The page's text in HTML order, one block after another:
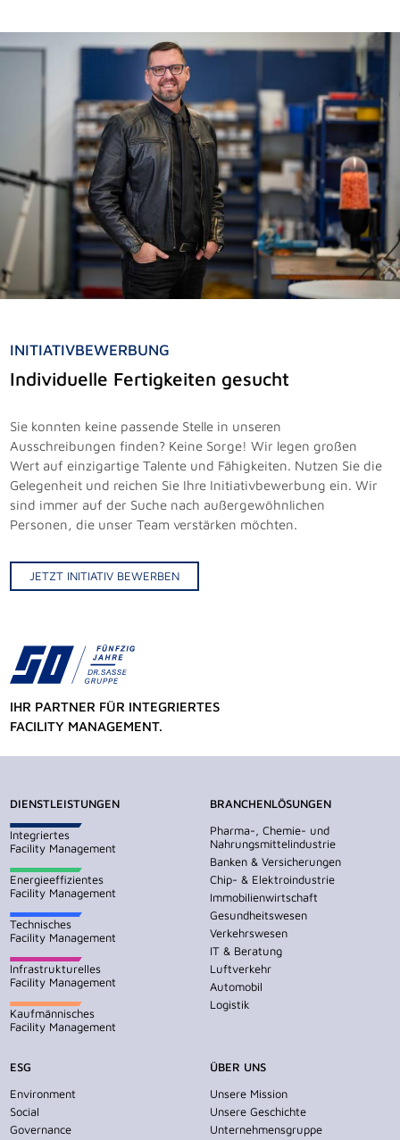
INITIATIVBEWERBUNG
Individuelle Fertigkeiten gesucht
Sie konnten keine passende Stelle in unseren
Ausschreibungen finden? Keine Sorge! Wir legen großen
Wert auf einzigartige Talente und Fähigkeiten. Nutzen Sie die
Gelegenheit und reichen Sie Ihre Initiativbewerbung ein. Wir
sind immer auf der Suche nach außergewöhnlichen
Personen, die unser Team verstärken möchten.
JETZT INITIATIV BEWERBEN
IHR PARTNER FÜR INTEGRIERTES
FACILITY MANAGEMENT.
DIENSTLEISTUNGEN
Integriertes
Facility Management
Energieeffizientes
Facility Management
Technisches
Facility Management
Infrastrukturelles
Facility Management
Kaufmännisches
Facility Management
BRANCHENLÖSUNGEN
Pharma-, Chemie- und
Nahrungsmittelindustrie
Banken & Versicherungen
Chip- & Elektroindustrie
Immobilienwirtschaft
Gesundheitswesen
Verkehrswesen
IT & Beratung
Luftverkehr
Automobil
Logistik
ESG
Environment
Social
Governance
ÜBER UNS
Unsere Mission
Unsere Geschichte
Unternehmensgruppe